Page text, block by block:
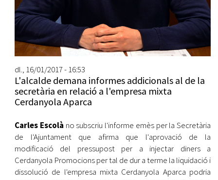
dl., 16/01/2017 - 16:53
L'alcalde demana informes addicionals al de la
secretària en relació a l'empresa mixta
Cerdanyola Aparca
Carles Escolà no subscriu l'informe emès per la Secretària
de l'Ajuntament que afirma que l'aprovació de la
modificació del pressupost per a injectar diners a
Cerdanyola Promocions per tal de dur a terme la liquidació i
dissolució de l'empresa mixta Cerdanyola Aparca podria